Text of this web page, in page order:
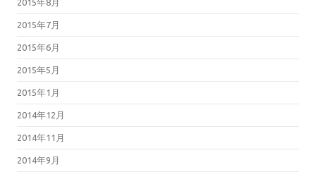
2015年8月
2015年7月
2015年6月
2015年5月
2015年1月
2014年12月
2014年11月
2014年9月